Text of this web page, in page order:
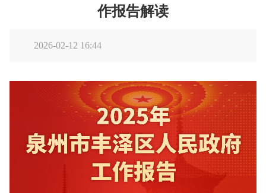
作报告解读
2026-02-12 16:44